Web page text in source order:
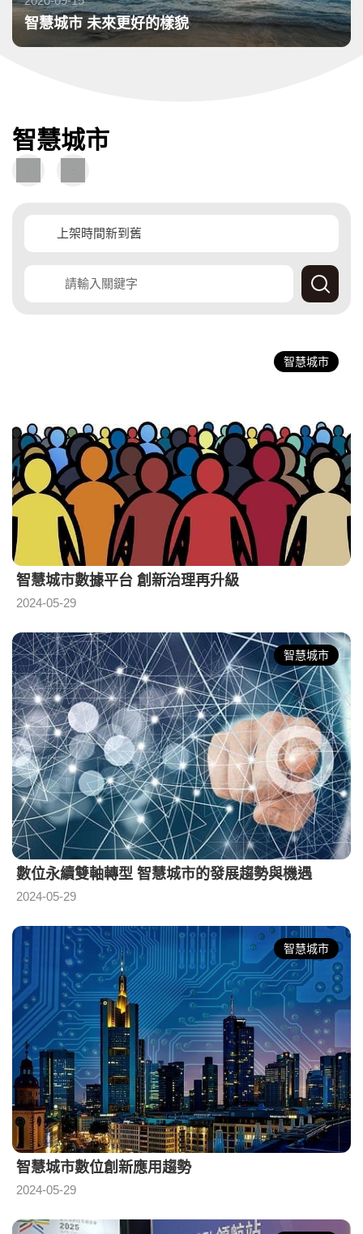
智慧城市 未來更好的樣貌
智慧城市
圖
文
圖
片
查
經
快
料
智慧城市
智慧城市數據平台 創新治理再升級
2024-05-29
智慧城市
數位永續雙軸轉型 智慧城市的發展趨勢與機遇
2024-05-29
智慧城市
智慧城市數位創新應用趨勢
2024-05-29